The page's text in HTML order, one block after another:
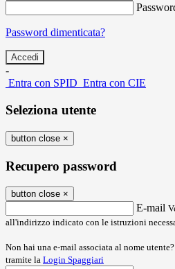
Password dimenticata?
-
Entra con SPID Entra con CIE
Seleziona utente
button close ×
Recupero password
button close ×
E-mail
all'indirizzo indicato con le istruzioni
Non hai una e-mail associata al nome
tramite la Login Spaggiari